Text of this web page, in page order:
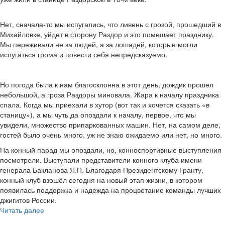
Нет, сначала-то мы испугались, что ливень с грозой, прошедший в
Михайловке, уйдет в сторону Раздор и это помешает празднику.
Мы переживали не за людей, а за лошадей, которые могли
испугаться грома и повести себя непредсказуемо.
Но погода была к нам благосклонна в этот день, дождик прошел
небольшой, а гроза Раздоры миновала. Жара к началу праздника
спала. Когда мы приехали в хутор (вот так и хочется сказать «в
станицу»), а мы чуть да опоздали к началу, первое, что мы
увидели, множество припаркованных машин. Нет, на самом деле,
гостей было очень много, уж не знаю ожидаемо или нет, но много.
На конный парад мы опоздали, но, конноспортивные выступления
посмотрели. Выступали представители конного клуба имени
генерала Бакланова Я.П. Благодаря Президентскому Гранту,
конный клуб взошёл сегодня на новый этап жизни, в котором
появилась поддержка и надежда на процветание команды лучших
джигитов России.
Читать далее